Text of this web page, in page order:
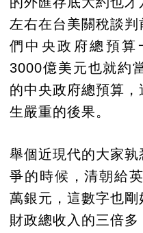
左右在台美關稅談
們中央政府總預算
3000億美元也就約
的中央政府總預算
生嚴重的後果。
舉個近現代的大家
爭的時候，清朝給
萬銀元，這數字也
財政總收入的三倍